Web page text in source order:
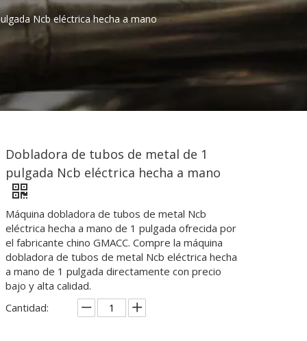
Ncb eléctrica hecha a mano
Dobladora de tubos de metal de 1
pulgada Ncb eléctrica hecha a mano
Máquina dobladora de tubos de metal Ncb
eléctrica hecha a mano de 1 pulgada ofrecida por
el fabricante chino GMACC. Compre la máquina
dobladora de tubos de metal Ncb eléctrica hecha
a mano de 1 pulgada directamente con precio
bajo y alta calidad.
Cantidad: